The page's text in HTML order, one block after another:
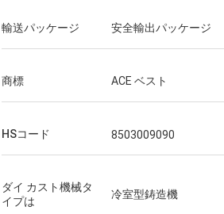
輸送パッケージ 安全輸出パッケージ
商標 ACE ベスト
HSコード 8503009090
ダイ カスト機械タ
イプは
冷室型鋳造機